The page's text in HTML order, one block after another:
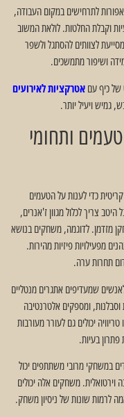
לתרחישים במקום העבודה,
וקבלת החלטות. לולאת המשוב
לצוותים להסתגל ולשפר
ושיפור מתמשכים.
של כיף עםאטרקציות לאירועים
גמיש ויעיל יותר.
ותחומי
כדי לענות על הטעמים
צריך לכלול מגוון ז'אנרים,
מזדמן. לדוגמה, משחקים בנושא
מפעילויות פיזיות מהירות.
תחרות ערה.
שמעדיפים אתגרים מנטליים
ומספקים אלטרנטיבה
יכולים גם לעורר מעורבות
בעיות.
במשחקי מרובי משתתפים יכול
וירטואלית. משחקים אלה יכולים
לרמות שונות של ניסיון משחק.